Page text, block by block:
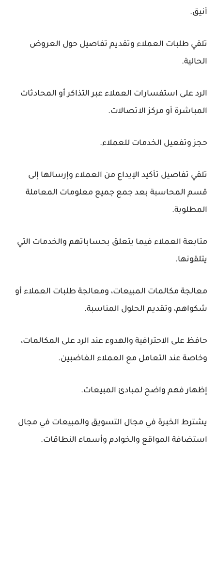
أنيق.
تلقي طلبات العملاء وتقديم تفاصيل حول العروض
الحالية.
الرد على استفسارات العملاء عبر التذاكر أو المحادثات
المباشرة أو مركز الاتصالات.
حجز وتفعيل الخدمات للعملاء.
تلقي تفاصيل تأكيد الإيداع من العملاء وإرسالها إلى
قسم المحاسبة بعد جمع جميع معلومات المعاملة
المطلوبة.
متابعة العملاء فيما يتعلق بحساباتهم والخدمات التي
يتلقونها.
معالجة مكالمات المبيعات، ومعالجة طلبات العملاء أو
شكواهم، وتقديم الحلول المناسبة.
حافظ على الاحترافية والهدوء عند الرد على المكالمات،
وخاصة عند التعامل مع العملاء الغاضبين.
إظهار فهم واضح لمبادئ المبيعات.
يشترط الخبرة في مجال التسويق والمبيعات في مجال
استضافة المواقع والخوادم وأسماء النطاقات.